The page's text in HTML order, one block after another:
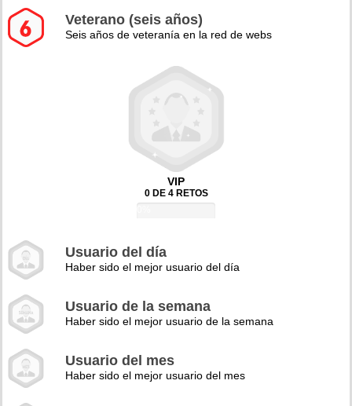
Veterano (seis años)
Seis años de veteranía en la red de webs
VIP
0 DE 4 RETOS
Usuario del día
Haber sido el mejor usuario del día
Usuario de la semana
Haber sido el mejor usuario de la semana
Usuario del mes
Haber sido el mejor usuario del mes